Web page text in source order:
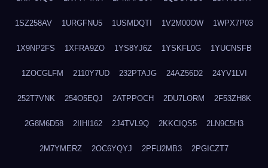
1SZ258AV 1URGFNU5 1USMDQTI 1V2M00OW 1WPX7P03
1X9NP2FS 1XFRA9ZO 1YS8YJ6Z 1YSKFL0G 1YUCNSFB
1ZOCGLFM 2110Y7UD 232PTAJG 24AZ56D2 24YV1LVI
252T7VNK 254O5EQJ 2ATPPOCH 2DU7LORM 2F53ZH8K
2G8M6D58 2IIHI162 2J4TVL9Q 2KKCIQS5 2LN9C5H3
2M7YMERZ 2OC6YQYJ 2PFU2MB3 2PGICZT7